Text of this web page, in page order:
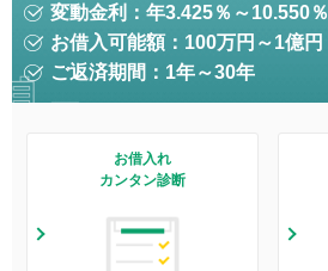
変動金利：年3.425％～10.550％
お借入可能額：100万円～1億円
ご返済期間：1年～30年
お借入れ
カンタン診断